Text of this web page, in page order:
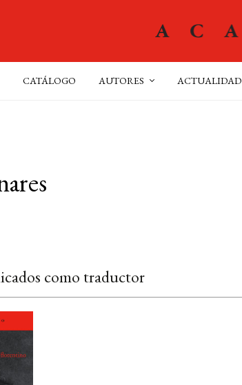
CATÁLOGO AUTORES ACTUALIDAD
como traductor